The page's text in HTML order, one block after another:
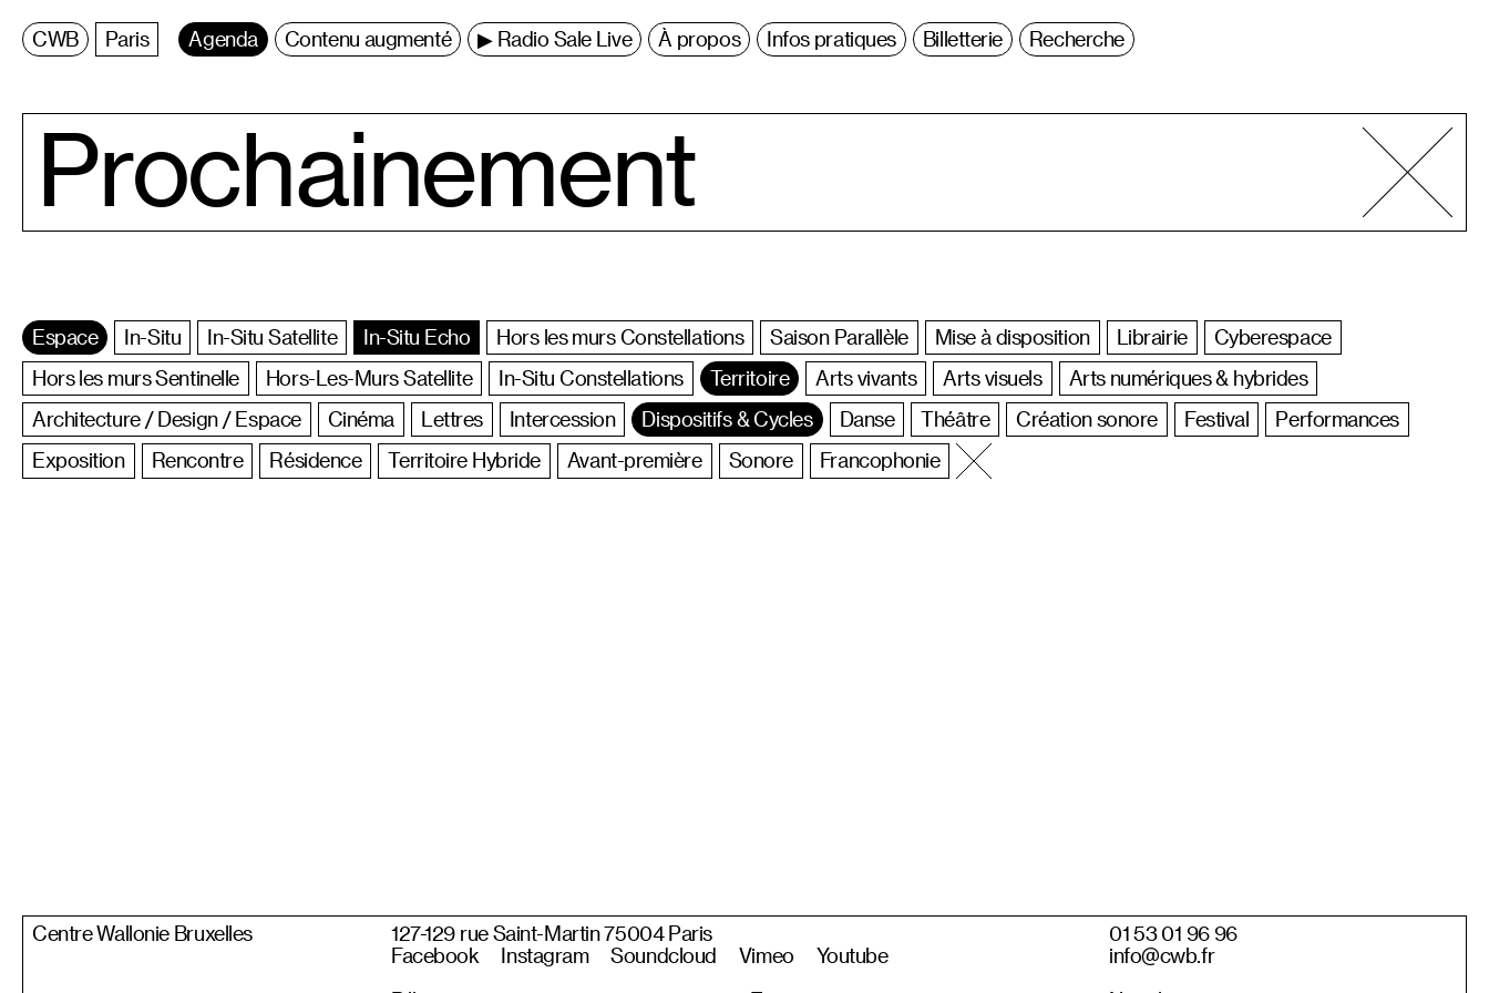
Centre
Wallonie
Bruxelles
Paris Agenda Contenu augmenté ▶ Radio Sale Live À propos Infos pratiques Billetterie Recherche
Prochainement
Espace In-Situ In-Situ Satellite In-Situ Echo Hors les murs Constellations Saison Parallèle Mise à disposition Librairie
Cyberespace
Hors les murs Sentinelle
Hors-Les-Murs Satellite In-Situ Constellations Territoire Arts vivants Arts visuels
Arts numériques & hybrides
Architecture / Design / Espace
Cinéma Lettres Intercession Dispositifs & Cycles Danse Théâtre Création sonore Festival
Performances
Exposition
Rencontre Résidence Territoire Hybride Avant-première Sonore Francophonie
Centre Wallonie Bruxelles 127-129 rue Saint-Martin 75004 Paris
01 53 01 96 96
Facebook
Instagram Soundcloud Vimeo Youtube
info@cwb.fr